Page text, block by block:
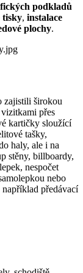
podkladů
tisky, instalace
plochy.
zajistili širokou
přes
kartičky sloužící
tašky,
haly, ale i na
stěny, billboardy,
nespočet
nebo
předávací